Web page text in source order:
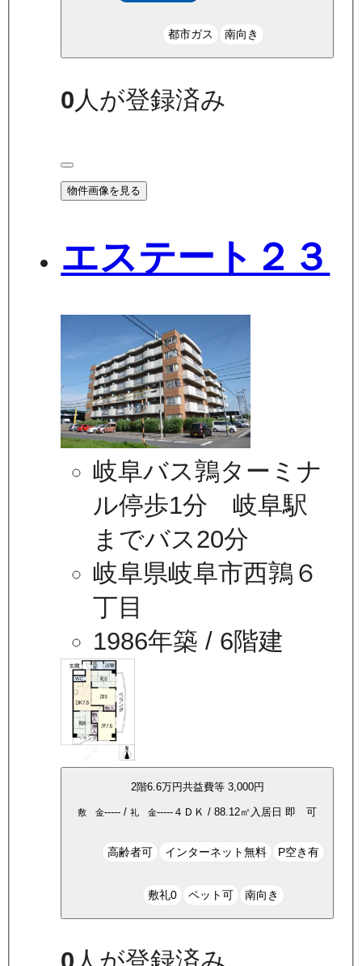
都市ガス 南向き
0人が登録済み
物件画像を見る
エステート２３
岐阜バス鶉ターミナ
ル停歩1分 岐阜駅
までバス20分
岐阜県岐阜市西鶉６
丁目
1986年築 / 6階建
2階6.6万円共益費等 3,000円
敷 金----- / 礼 金----- ４ＤＫ / 88.12㎡ 入居日 即 可
高齢者可 インターネット無料 P空き有
敷礼0 ペット可 南向き